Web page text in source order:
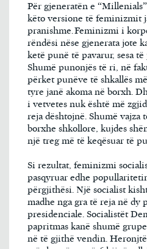
Për gjeneratën e
këto versione të feminizmit
pranishme. Feminizmi i
rëndësi nëse gjenerata jote
ketë punë të pavarur, sesa
Shumë punonjës të ri, në
përket punëve të shkallës
tyre janë akoma në borxh.
i vetvetes nuk është më
reja dështojnë. Shumë vajza
borxhe shkollore, kujdes
një treg më të keqësuar të
Si rezultat, feminizmi
pasqyruar edhe
përgjithësi. Një socialist
madhe nga gra të reja në
presidenciale. Socialistët
papritmas kanë shumë
në të gjithë vendin.